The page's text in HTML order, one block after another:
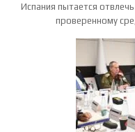
Испания пытается
проверенному